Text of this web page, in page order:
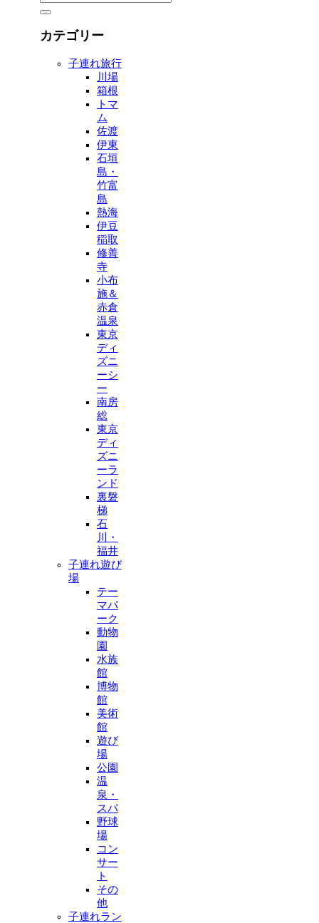
カテゴリー
子連れ旅行
川場
箱根
トマ
ム
佐渡
伊東
石垣
島・
竹富
島
熱海
伊豆
稲取
修善
寺
小布
施＆
赤倉
温泉
東京
ディ
ズニ
ーシ
ー
南房
総
東京
ディ
ズニ
ーラ
ンド
裏磐
梯
石
川・
福井
子連れ遊び
場
テー
マパ
ーク
動物
園
水族
館
博物
館
美術
館
遊び
場
公園
温
泉・
スパ
野球
場
コン
サー
ト
その
他
子連れラン